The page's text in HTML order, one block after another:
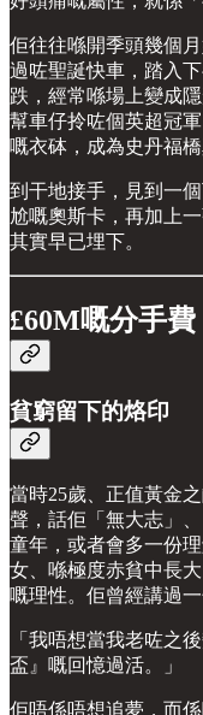
佢往往喺開季頭幾個
過咗聖誕快車，踏入
跌，經常喺場上變成
幫車仔拎咗個英超冠
嘅衣砵，成為史丹福橋
到干地接手，見到一
尬嘅奧斯卡，再加上
其實早已埋下。
£60M嘅分手
貧窮留下的烙印
當時25歲、正值黃金
聲，話佢「無大志」
童年，或者會多一份
女、喺極度赤貧中長
嘅理性。佢曾經講過
「我唔想當我老咗之
盃』嘅回憶過活。」
佢唔係唔想追夢，而